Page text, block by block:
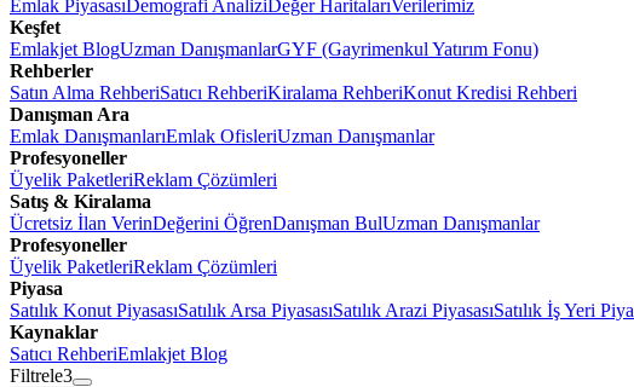
Emlak PiyasasıDemografi AnaliziDeğer HaritalarıVerilerimiz
Keşfet
Emlakjet BlogUzman DanışmanlarGYF (Gayrimenkul Yatırım Fonu)
Rehberler
Satın Alma RehberiSatıcı RehberiKiralama RehberiKonut Kredisi Rehberi
Danışman Ara
Emlak DanışmanlarıEmlak OfisleriUzman Danışmanlar
Profesyoneller
Üyelik PaketleriReklam Çözümleri
Satış & Kiralama
Ücretsiz İlan VerinDeğerini ÖğrenDanışman BulUzman Danışmanlar
Profesyoneller
Üyelik PaketleriReklam Çözümleri
Piyasa
Satılık Konut PiyasasıSatılık Arsa PiyasasıSatılık Arazi PiyasasıSatılık İş Yeri
Kaynaklar
Satıcı RehberiEmlakjet Blog
Filtrele3